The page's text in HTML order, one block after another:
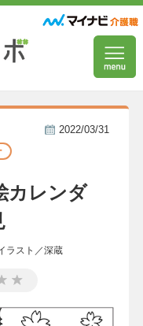
2022/03/31
カレンダ
ラスト／深蔵